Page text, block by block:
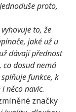
proto,
to, že
jaké už u
dávají přednost
co dosud nemá
funkce, k
něco navíc.
značky